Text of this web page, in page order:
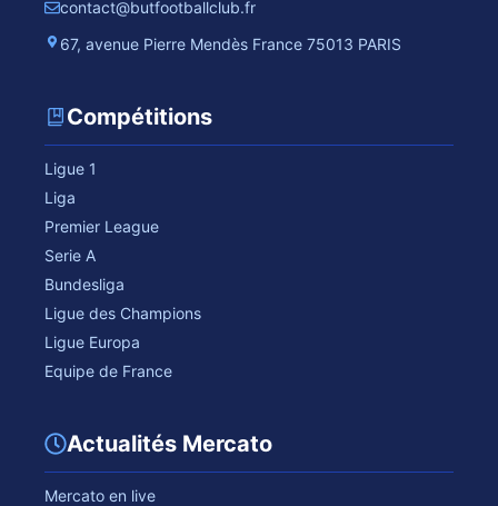
contact@butfootballclub.fr
67, avenue Pierre Mendès France 75013 PARIS
Compétitions
Ligue 1
Liga
Premier League
Serie A
Bundesliga
Ligue des Champions
Ligue Europa
Equipe de France
Actualités Mercato
Mercato en live